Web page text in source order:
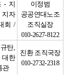
- 지
지자
회 /
이정범
공공연대노조
조직실장
010-2627-8122
탄,
대한
관
진환 조직국장
010-2732-2318